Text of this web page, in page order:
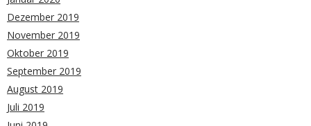
Dezember 2019
November 2019
Oktober 2019
September 2019
August 2019
Juli 2019